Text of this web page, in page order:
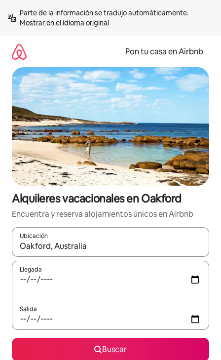
contenidoMostrar en el idioma original
Pon tu casa en Airbnb
Alquileres vacacionales en Oakford
Encuentra y reserva alojamientos únicos en Airbnb
Ubicación
Cuando los resultados estén disponibles, navega con las
Llegada
Salida
Buscar